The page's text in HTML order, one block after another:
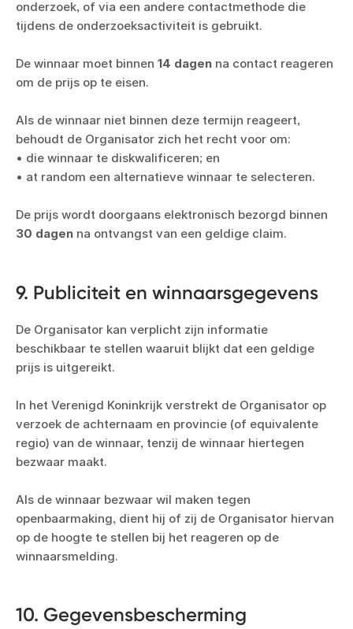
onderzoek, of via een andere contactmethode die
tijdens de onderzoeksactiviteit is gebruikt.
De winnaar moet binnen 14 dagen na contact reageren
om de prijs op te eisen.
Als de winnaar niet binnen deze termijn reageert,
behoudt de Organisator zich het recht voor om:
• die winnaar te diskwalificeren; en
• at random een alternatieve winnaar te selecteren.
De prijs wordt doorgaans elektronisch bezorgd binnen
30 dagen na ontvangst van een geldige claim.
9. Publiciteit en winnaarsgegevens
De Organisator kan verplicht zijn informatie
beschikbaar te stellen waaruit blijkt dat een geldige
prijs is uitgereikt.
In het Verenigd Koninkrijk verstrekt de Organisator op
verzoek de achternaam en provincie (of equivalente
regio) van de winnaar, tenzij de winnaar hiertegen
bezwaar maakt.
Als de winnaar bezwaar wil maken tegen
openbaarmaking, dient hij of zij de Organisator hiervan
op de hoogte te stellen bij het reageren op de
winnaarsmelding.
10. Gegevensbescherming